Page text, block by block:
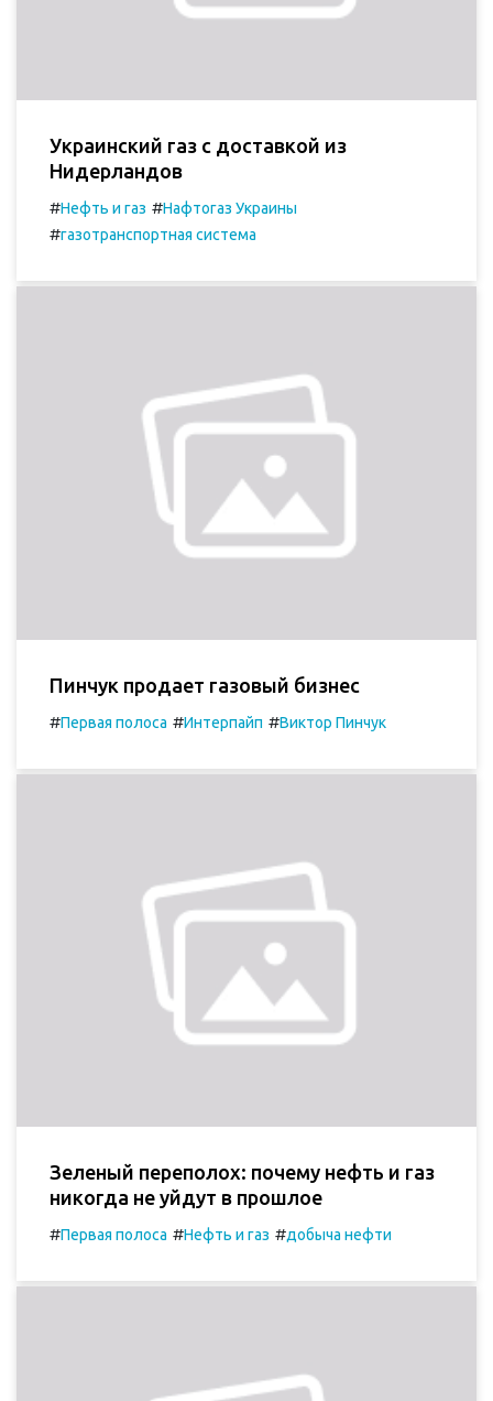
Украинский газ с доставкой из
Нидерландов
#Нефть и газ #Нафтогаз Украины
#газотранспортная система
Пинчук продает газовый бизнес
#Первая полоса #Интерпайп #Виктор Пинчук
Зеленый переполох: почему нефть и газ
никогда не уйдут в прошлое
#Первая полоса #Нефть и газ #добыча нефти